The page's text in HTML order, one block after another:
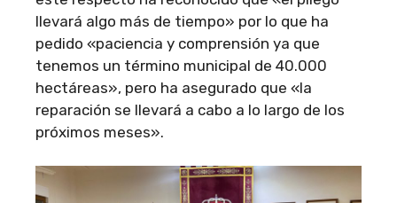
llevará algo más de tiempo» por lo que ha
pedido «paciencia y comprensión ya que
tenemos un término municipal de 40.000
hectáreas», pero ha asegurado que «la
reparación se llevará a cabo a lo largo de los
próximos meses».